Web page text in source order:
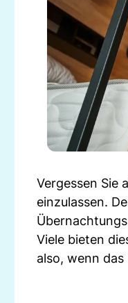
Vergessen Sie
einzulassen.
Viele bieten
also, wenn